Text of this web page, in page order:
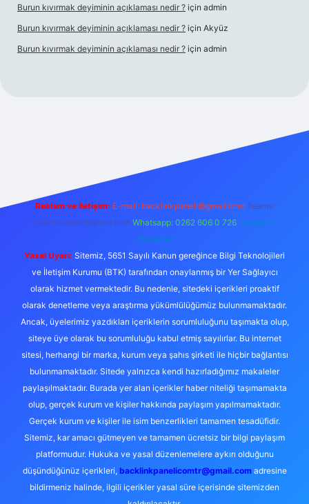
Burun kıvırmak deyiminin açıklaması nedir ? için admin
Burun kıvırmak deyiminin açıklaması nedir ? için Akyüz
Burun kıvırmak deyiminin açıklaması nedir ? için admin
Reklam ve İletişim: E-mail: backlinkpaneli@gmail.com Teams:
forumhizmeti@gmail.com Whatsapp: 0262 606 0 726 Telegram:
@karabul
Yasal Uyarı: Sitemiz, 5651 Sayılı Kanun gereğince Bilgi Teknolojileri
ve İletişim Kurumu (BTK) tarafından onaylanmış bir Yer Sağlayıcı
olarak hizmet vermektedir. Bu nedenle, sitedeki içerikleri proaktif
olarak denetleme veya araştırma yükümlülüğümüz bulunmamaktadır.
Ancak, üyelerimiz yazdıkları içeriklerin sorumluluğunu taşımakta olup,
siteye üye olarak bu sorumluluğu kabul etmiş sayılırlar. Bu internet
sitesi, herhangi bir marka, kurum veya şahıs şirketi ile hiçbir bağlantısı
bulunmamaktadır. Sitede yalnızca kendi hazırladığımız makaleler
paylaşılmaktadır. Burada yer alan içerikler haber niteliği taşımamakta
olup, gerçek kurum ve kişiler hakkında paylaşım yapılmamaktadır.
Gerçek kurum ve kişiler ile isim benzerlikleri tamamen tesadüfidir.
Sitemiz, kar amacı gütmeyen ve tamamen ücretsiz bir bilgi paylaşım
platformudur. Hukuka ve yasal düzenlemelere aykırı olduğunu
düşündüğünüz içerikleri, backlinkpanelicomtr@gmail.comadresine
bildirmeniz halinde, ilgili içerikler yasal süre içerisinde sitemizden